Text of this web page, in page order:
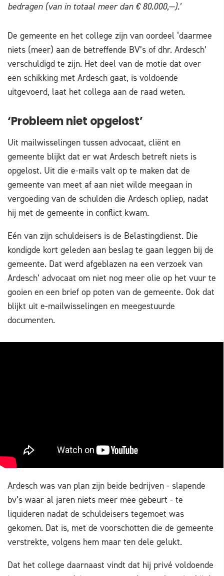
bedragen (van in totaal meer dan € 80.000,—).’
De gemeente en het college zijn van oordeel ‘daarmee
niets (meer) aan de betreffende BV’s of dhr. Ardesch’
verschuldigd te zijn. Het deel van de motie dat over
een schikking met Ardesch gaat, is voldoende
uitgevoerd, laat het collega aan de raad weten.
‘Probleem niet opgelost’
Uit mailwisselingen tussen advocaat, cliënt en
gemeente blijkt dat er wat Ardesch betreft niets is
opgelost. Uit die e-mails valt op te maken dat de
gemeente van meet af aan niet wilde meegaan in
vergoeding van de schulden die Ardesch opliep, nadat
hij met de gemeente in conflict kwam.
Eén van zijn schuldeisers is de Belastingdienst. Die
kondigde kort geleden aan beslag te gaan leggen bij de
gemeente. Dat werd afgeblazen na een verzoek van
Ardesch’ advocaat om niet nog meer olie op het vuur te
gooien en een brief op poten van de gemeente. Ook dat
blijkt uit e-mailwisselingen en meegestuurde
documenten.
Ardesch was van plan zijn beide bedrijven - slapende
bv’s waar al jaren niets meer mee gebeurt - te
liquideren nadat de schuldeisers tegemoet was
gekomen. Dat is, met de voorschotten die de gemeente
verstrekte, volgens hem maar ten dele gelukt.
Dat het college daarnaast vindt dat hij privé voldoende